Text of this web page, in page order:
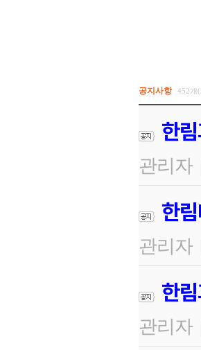
공지사항 452개
한
관리자
한
관리자
한
관리자